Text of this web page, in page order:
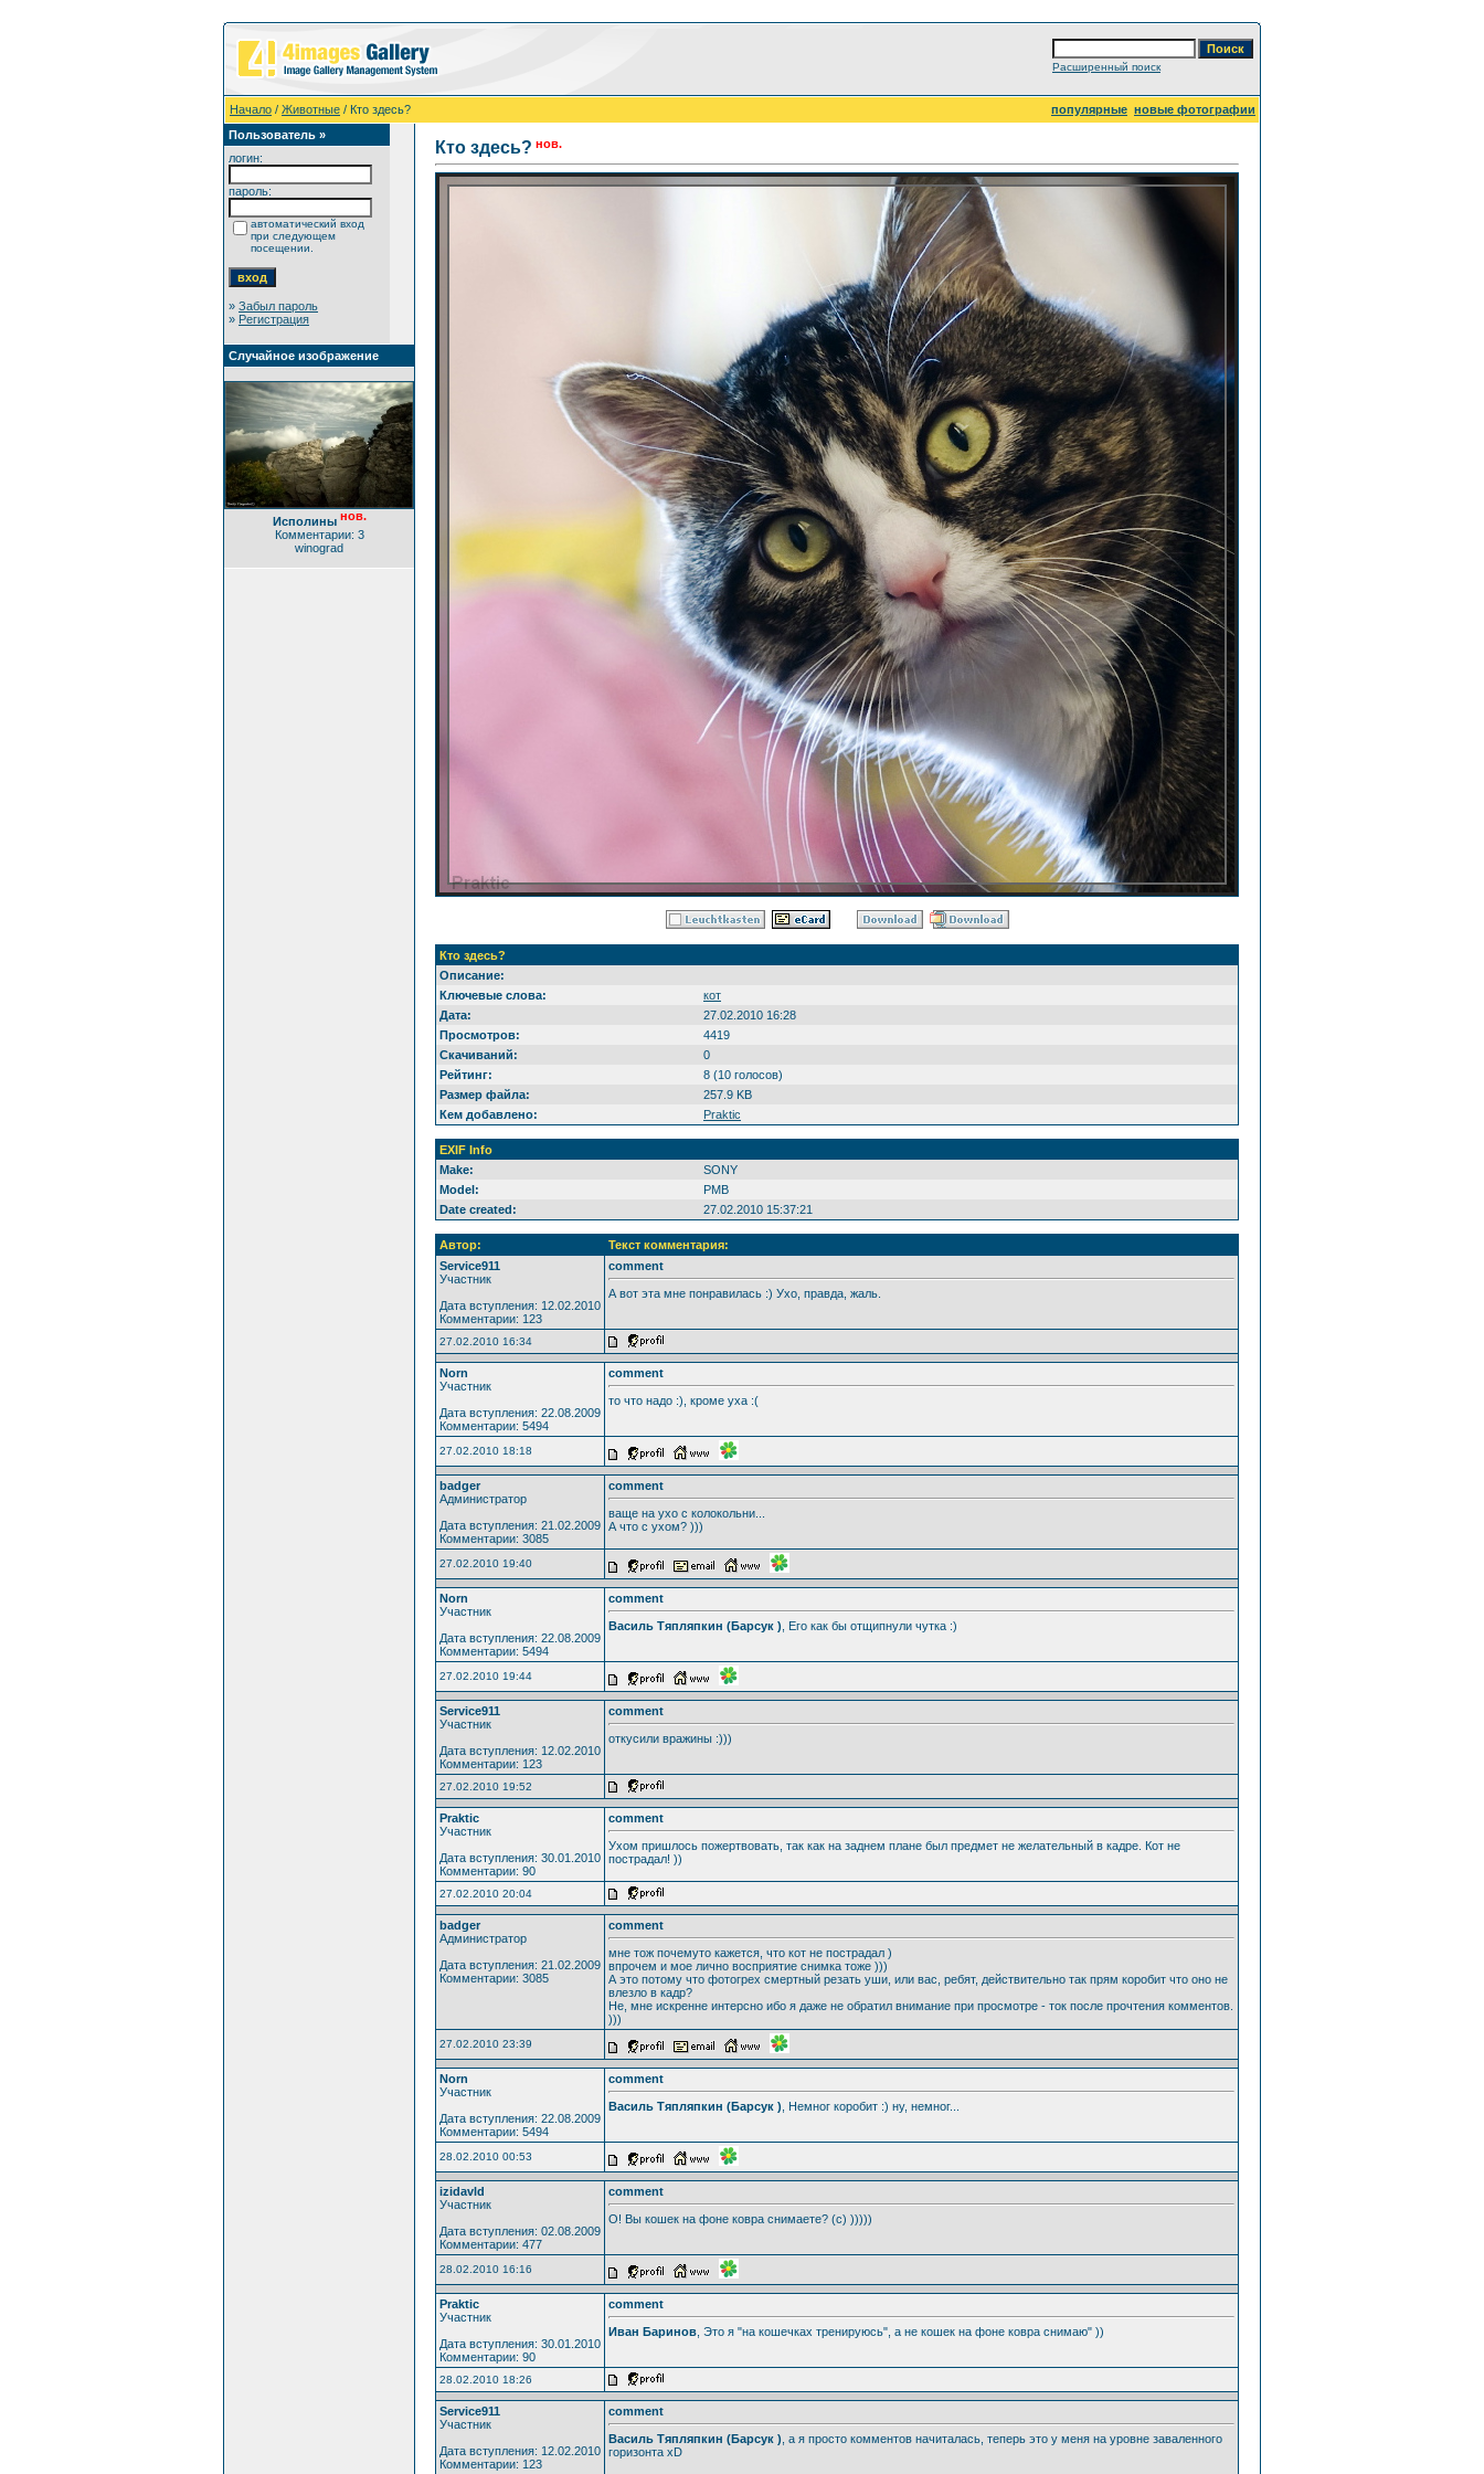
Расширенный поиск
Начало / Животные / Кто здесь? популярные новые фотографии
Пользователь »
логин:
пароль:
автоматический вход
при следующем
посещении.
» Забыл пароль
» Регистрация
Случайное изображение
Исполины нов.
Комментарии: 3
winograd
Кто здесь? нов.
Кто здесь?
Описание:
Ключевые слова:
кот
Дата:
27.02.2010 16:28
Просмотров:
4419
Скачиваний:
0
Рейтинг:
8 (10 голосов)
Размер файла:
257.9 KB
Кем добавлено:
Praktic
EXIF Info
Make:
SONY
Model:
PMB
Date created:
27.02.2010 15:37:21
Автор:
Текст комментария:
Service911
Участник
Дата вступления: 12.02.2010
Комментарии: 123
comment
А вот эта мне понравилась :) Ухо, правда, жаль.
27.02.2010 16:34
Norn
Участник
Дата вступления: 22.08.2009
Комментарии: 5494
comment
то что надо :), кроме уха :(
27.02.2010 18:18
badger
Администратор
Дата вступления: 21.02.2009
Комментарии: 3085
comment
ваще на ухо с колокольни...
А что с ухом? )))
27.02.2010 19:40
Norn
Участник
Дата вступления: 22.08.2009
Комментарии: 5494
comment
Василь Тяпляпкин (Барсук ) , Его как бы отщипнули чутка :)
27.02.2010 19:44
Service911
Участник
Дата вступления: 12.02.2010
Комментарии: 123
comment
откусили вражины :)))
27.02.2010 19:52
Praktic
Участник
Дата вступления: 30.01.2010
Комментарии: 90
comment
Ухом пришлось пожертвовать, так как на заднем плане был предмет не желательный в кадре. Кот не
пострадал! ))
27.02.2010 20:04
badger
Администратор
Дата вступления: 21.02.2009
Комментарии: 3085
comment
мне тож почемуто кажется, что кот не пострадал )
впрочем и мое лично восприятие снимка тоже )))
А это потому что фотогрех смертный резать уши, или вас, ребят, действительно так прям коробит что оно не
влезло в кадр?
Не, мне искренне интерсно ибо я даже не обратил внимание при просмотре - ток после прочтения комментов.
)))
27.02.2010 23:39
Norn
Участник
Дата вступления: 22.08.2009
Комментарии: 5494
comment
Василь Тяпляпкин (Барсук ) , Немног коробит :) ну, немног...
28.02.2010 00:53
izidavld
Участник
Дата вступления: 02.08.2009
Комментарии: 477
comment
О! Вы кошек на фоне ковра снимаете? (с) )))))
28.02.2010 16:16
Praktic
Участник
Дата вступления: 30.01.2010
Комментарии: 90
comment
Иван Баринов , Это я "на кошечках тренируюсь", а не кошек на фоне ковра снимаю" ))
28.02.2010 18:26
Service911
Участник
Дата вступления: 12.02.2010
Комментарии: 123
comment
Василь Тяпляпкин (Барсук ) , а я просто комментов начиталась, теперь это у меня на уровне заваленного
горизонта xD